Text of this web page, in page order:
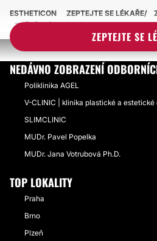
ZEPTEJTE SE
ESTHETICON ZEPTEJTE SE LÉKAŘE
ZVĚTŠENÍ PRSOU A CYSTY
NEDÁVNO ZOBRAZENÍ
Poliklinika AGEL
V-CLINIC | klinika plastické a
SLIMCLINIC
MUDr. Pavel Popelka
MUDr. Jana Votrubová Ph.D.
TOP LOKALITY
Praha
Brno
Plzeň